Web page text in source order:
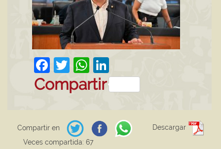
Facebook
TwitterWhatsApp
Compartir
Compartir en
Descargar
Veces compartida: 67